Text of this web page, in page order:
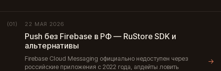
(01) 22 МАЯ 2026
Push без Firebase в РФ — RuStore SDK и
альтернативы
Firebase Cloud Messaging официально недоступен через
российские приложения с 2022 года, апдейты ловить
→